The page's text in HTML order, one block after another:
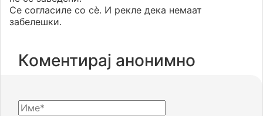
Се согласиле со сè. И рекле дека немаат
забелешки.
Коментирај анонимно